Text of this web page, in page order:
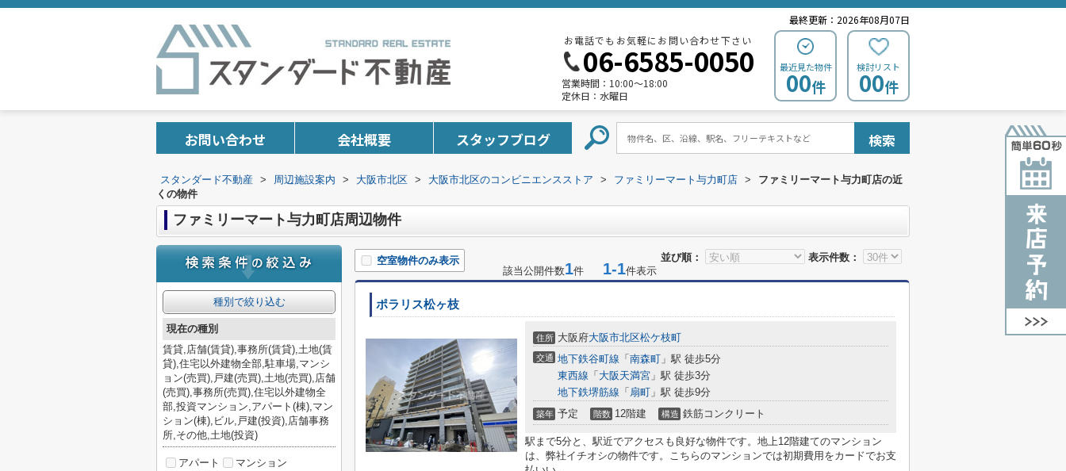
最終更新：2026年08月07日
お電話でもお気軽にお問い合わせ下さい
06-6585-0050
営業時間： 10:00～18:00
定休日： 水曜日
最近見た物件
00件
検討リスト
00件
お問い合わせ 会社概要 スタッフブログ 検索
スタンダード不動産 > 周辺施設案内 > 大阪市北区 > 大阪市北区のコンビニエンスストア > ファミリーマート与力町店 >
ファミリーマート与力町店の近
くの物件
ファミリーマート与力町店周辺物件
並び順： 表示件数：
空室物件のみ表示
該当公開件数1件 1-1件表示
ポラリス松ヶ枝
住所 大阪府大阪市北区松ケ枝町
交通 地下鉄谷町線 「 南森町 」駅 徒歩5分
東西線 「 大阪天満宮 」駅 徒歩3分
地下鉄堺筋線 「 扇町 」駅 徒歩9分
築年 予定 階数 12階建 構造 鉄筋コンクリート
駅まで5分と、駅近でアクセスも良好な物件です。地上12階建てのマンション
は、弊社イチオシの物件です。こちらのマンションでは初期費用をカードでお支
種別で絞り込む
現在の種別
賃貸,店舗(賃貸),事務所(賃貸),土地(賃
貸),住宅以外建物全部,駐車場,マンシ
ョン(売買),戸建(売買),土地(売買),店舗
(売買),事務所(売買),住宅以外建物全
部,投資マンション,アパート(棟),マン
ション(棟),ビル,戸建(投資),店舗事務
所,その他,土地(投資)
アパート
マンション